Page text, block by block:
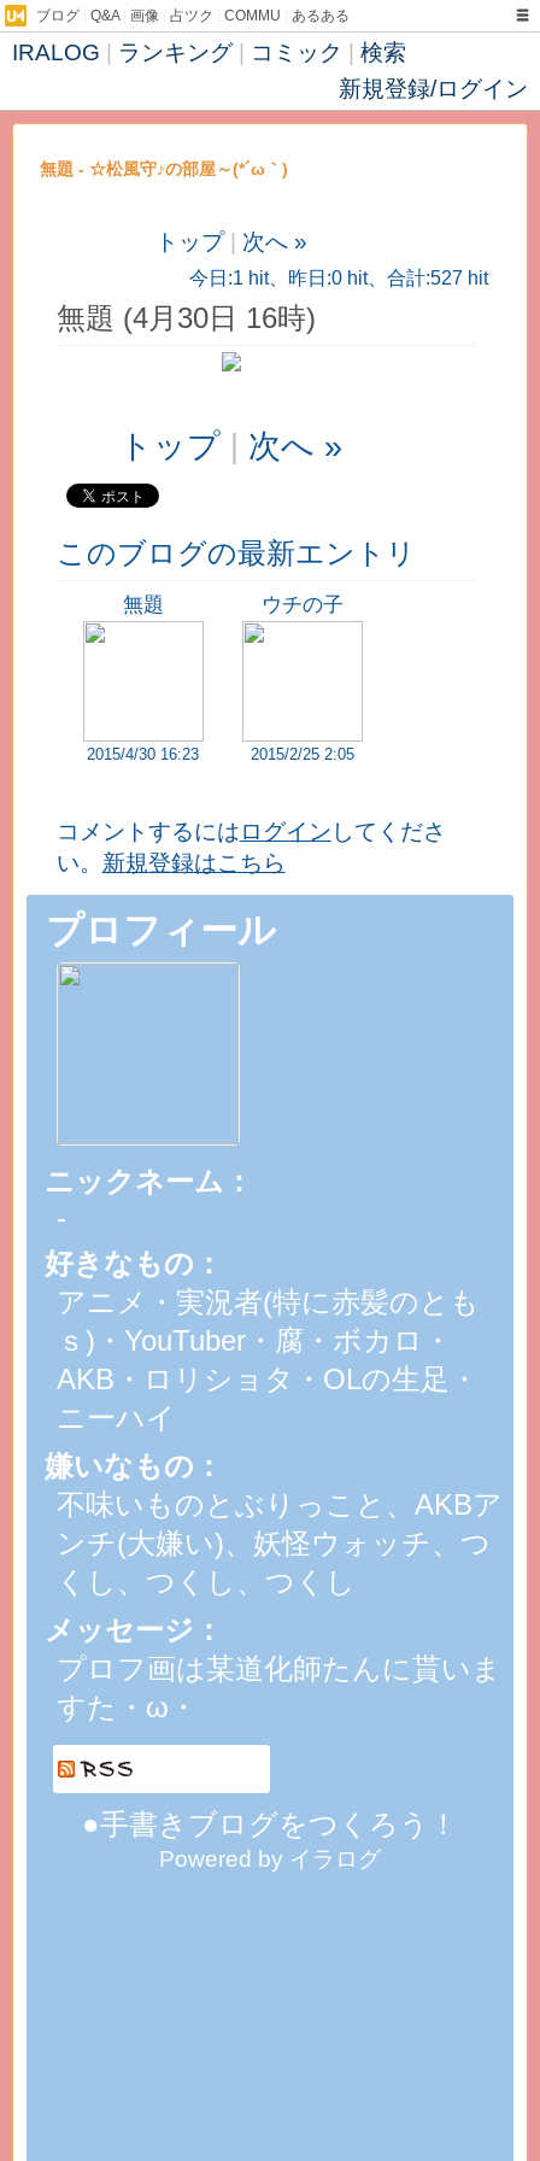
ブログ Q&A| 画像 占ツク COMMU あるある
IRALOG ランキング コミック
検索
新規登録/ログイン
無題 - ☆松風守♪の部屋～(*´ω｀)
トップ 次へ »
今日:1 hit、昨日:0 hit、合計:527 hit
無題 (4月30日 16時)
トップ 次へ »
このブログの最新エントリ
無題
2015/4/30 16:23
ウチの子
2015/2/25 2:05
コメントするにはログイン してくださ
い。 新規登録はこちら
プロフィール
ニックネーム：
-
好きなもの：
アニメ・実況者(特に赤髪のとも
ｓ)・YouTuber・腐・ボカロ・
AKB・ロリショタ・OLの生足・
ニーハイ
嫌いなもの：
不味いものとぶりっこと、AKBア
ンチ(大嫌い)、妖怪ウォッチ、つ
くし、つくし、つくし
メッセージ：
プロフ画は某道化師たんに貰いま
すた・ω・
●手書きブログをつくろう！
Powered by イラログ